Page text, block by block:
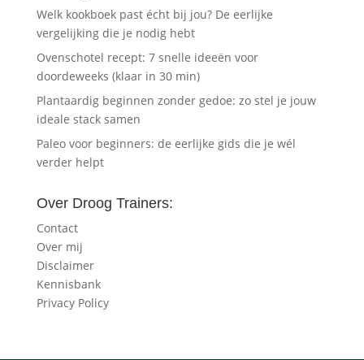
Welk kookboek past écht bij jou? De eerlijke
vergelijking die je nodig hebt
Ovenschotel recept: 7 snelle ideeën voor
doordeweeks (klaar in 30 min)
Plantaardig beginnen zonder gedoe: zo stel je jouw
ideale stack samen
Paleo voor beginners: de eerlijke gids die je wél
verder helpt
Over Droog Trainers:
Contact
Over mij
Disclaimer
Kennisbank
Privacy Policy